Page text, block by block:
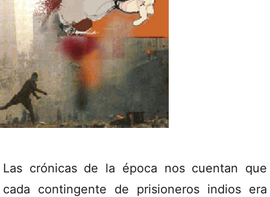
Las crónicas de la época nos cuentan que
cada contingente de prisioneros indios era